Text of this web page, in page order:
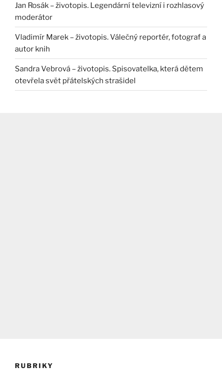
Jan Rosák – životopis. Legendární televizní i rozhlasový
moderátor
Vladimír Marek – životopis. Válečný reportér, fotograf a
autor knih
Sandra Vebrová – životopis. Spisovatelka, která dětem
otevřela svět přátelských strašidel
RUBRIKY